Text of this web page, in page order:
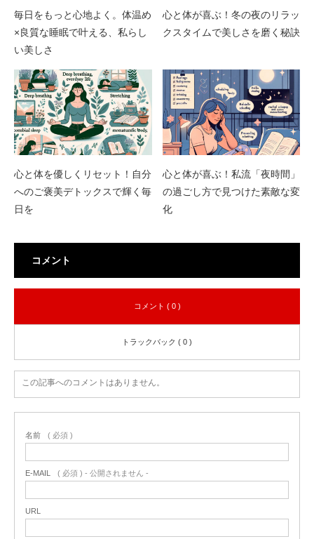
毎日をもっと心地よく。体温め
×良質な睡眠で叶える、私らし
い美しさ
心と体が喜ぶ！冬の夜のリラッ
クスタイムで美しさを磨く秘訣
心と体を優しくリセット！自分
へのご褒美デトックスで輝く毎
日を
心と体が喜ぶ！私流「夜時間」
の過ごし方で見つけた素敵な変
化
コメント
コメント ( 0 )
トラックバック ( 0 )
この記事へのコメントはありません。
名前 ( 必須 )
E-MAIL ( 必須 ) - 公開されません -
URL